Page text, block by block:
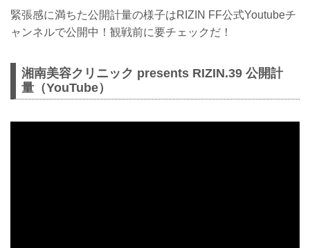
緊張感に満ちた公開計量の様子はRIZIN FF公式Youtubeチ
ャンネルで公開中！観戦前に要チェックだ！
湘南美容クリニック presents RIZIN.39 公開計
量（YouTube）